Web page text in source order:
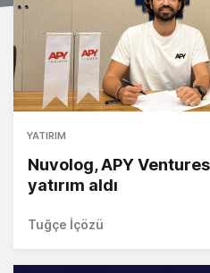
YATIRIM
Nuvolog, APY
yatırım aldı
Tuğçe İçözü